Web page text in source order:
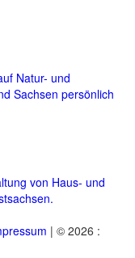
Natur- und
Sachsen persönlich
von Haus- und
| © 2026 :